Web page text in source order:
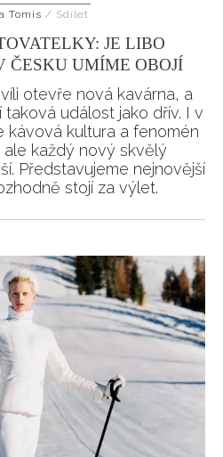
Tomis / Sdílet
JE LIBO
ČESKU UMÍME OBOJÍ
otevře nová kavárna, a
událost jako dřív. I v
kávová kultura a fenomén
ale každý nový skvělý
Představujeme nejnovější
stojí za výlet.